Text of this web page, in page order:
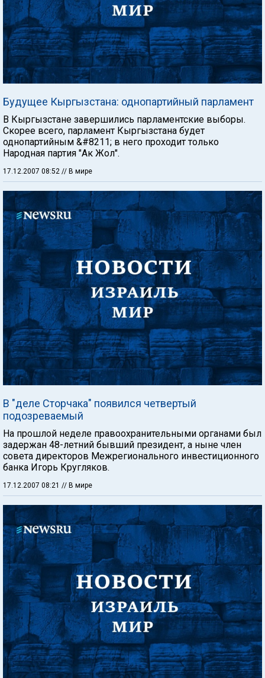
Будущее Кыргызстана: однопартийный парламент
В Кыргызстане завершились парламентские выборы.
Скорее всего, парламент Кыргызстана будет
однопартийным &#8211; в него проходит только
Народная партия "Ак Жол".
17.12.2007 08:52 // В мире
В "деле Сторчака" появился четвертый
подозреваемый
На прошлой неделе правоохранительными органами был
задержан 48-летний бывший президент, а ныне член
совета директоров Межрегионального инвестиционного
банка Игорь Кругляков.
17.12.2007 08:21 // В мире